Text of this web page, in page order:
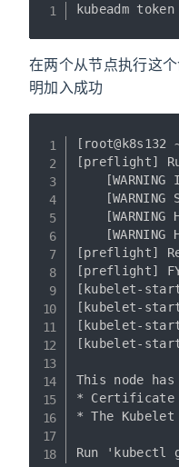
kubeadm
在两个从节点执行这
明加入成功
[preflight]
[preflight]
[preflight]
[kubelet-
[kubelet-
[kubelet-
[kubelet-
This node
* Certificate
* The